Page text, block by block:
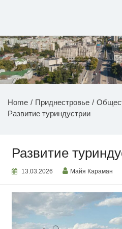
НОВОСТИ
Home Приднестровье
Развитие туриндустрии
Развитие
13.03.2026 Майя Караман